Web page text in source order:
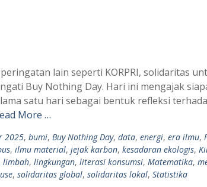
lain seperti KORPRI, solidaritas
Buy Nothing Day. Hari ini mengajak
satu hari sebagai bentuk refleksi
More …
2025, bumi, Buy Nothing Day, data, energi, era ilmu,
, ilmu material, jejak karbon, kesadaran ekologis,
limbah, lingkungan, literasi konsumsi, Matematika,
, solidaritas global, solidaritas lokal, Statistika